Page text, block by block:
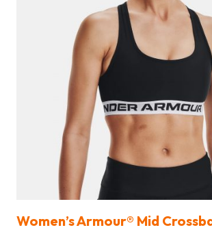
Women’s Armour® Mid